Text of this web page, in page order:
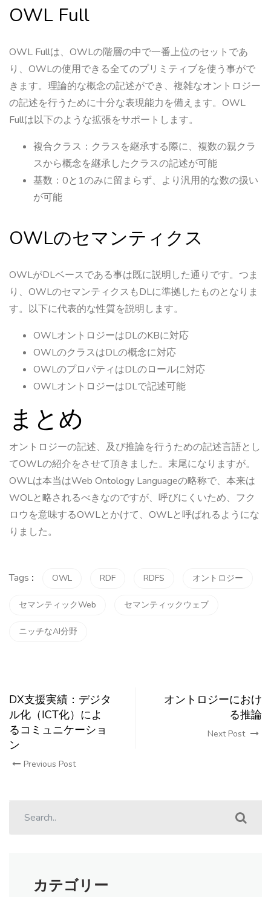
OWL Full
OWL Fullは、OWLの階層の中で一番上位のセットであ
り、OWLの使用できる全てのプリミティブを使う事がで
きます。理論的な概念の記述ができ、複雑なオントロジー
の記述を行うために十分な表現能力を備えます。OWL
Fullは以下のような拡張をサポートします。
複合クラス：クラスを継承する際に、複数の親クラ
スから概念を継承したクラスの記述が可能
基数：0と1のみに留まらず、より汎用的な数の扱い
が可能
OWLのセマンティクス
OWLがDLベースである事は既に説明した通りです。つま
り、OWLのセマンティクスもDLに準拠したものとなりま
す。以下に代表的な性質を説明します。
OWLオントロジーはDLのKBに対応
OWLのクラスはDLの概念に対応
OWLのプロパティはDLのロールに対応
OWLオントロジーはDLで記述可能
まとめ
オントロジーの記述、及び推論を行うための記述言語とし
てOWLの紹介をさせて頂きました。末尾になりますが。
OWLは本当はWeb Ontology Languageの略称で、本来は
WOLと略されるべきなのですが、呼びにくいため、フク
ロウを意味するOWLとかけて、OWLと呼ばれるようにな
りました。
Tags : OWL RDF RDFS オントロジー
セマンティックWeb セマンティックウェブ
ニッチなAI分野
DX支援実績：デジタ
ル化（ICT化）によ
るコミュニケーショ
ン
Previous Post
オントロジーにおけ
る推論
Next Post
カテゴリー